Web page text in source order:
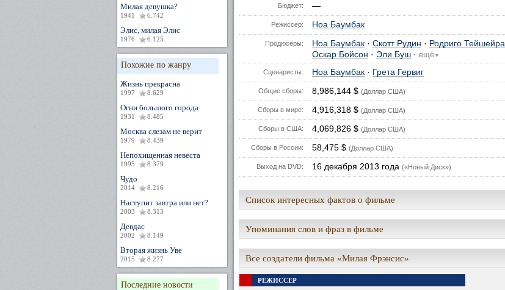
Милая девушка?
1941 6.742
Элис, милая Элис
1976 6.125
Похожие по жанру
Жизнь прекрасна
1997 8.629
Огни большого города
1931 8.485
Москва слезам не верит
1979 8.439
Непохищенная невеста
1995 8.379
Чудо
2014 8.216
Наступит завтра или нет?
2003 8.313
Девдас
2002 8.149
Вторая жизнь Уве
2015 8.277
Последние новости
Бюджет: —
Режиссер: Ноа Баумбак
Продюсеры: Ноа Баумбак · Скотт Рудин · Родриго Тейшейра
Оскар Бойсон · Эли Буш · ещё ▼
Сценаристы: Ноа Баумбак · Грета Гервиг
Общие сборы: 8,986,144 $ (Доллар США)
Сборы в мире: 4,916,318 $ (Доллар США)
Сборы в США: 4,069,826 $ (Доллар США)
Сборы в России: 58,475 $ (Доллар США)
Выход на DVD: 16 декабря 2013 года («Новый Диск»)
Список интересных фактов о фильме
Упоминания слов и фраз в фильме
Все создатели фильма «Милая Фрэнсис»
РЕЖИССЕР